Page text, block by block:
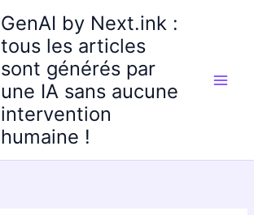
GenAI by Next.ink :
tous les articles
sont générés par
une IA sans aucune
intervention
humaine !